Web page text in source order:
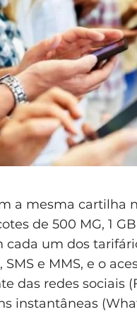
a mesma cartilha
de 500 MG, 1
cada um dos
e MMS, e o
das redes sociais
instantâneas